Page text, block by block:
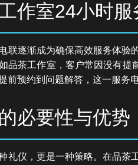
作室24小时
联逐渐成为确保高效服务体验
品茶工作室，客户常因没有提
前预约到问题解答，这一服务
必要性与优势
礼仪，更是一种策略。在品茶